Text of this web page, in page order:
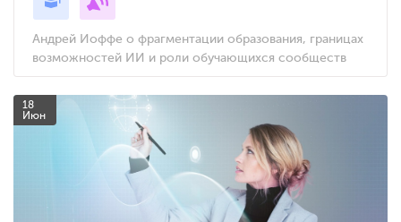
Андрей Иоффе о фрагментации образования, границах
возможностей ИИ и роли обучающихся сообществ
18
Июн